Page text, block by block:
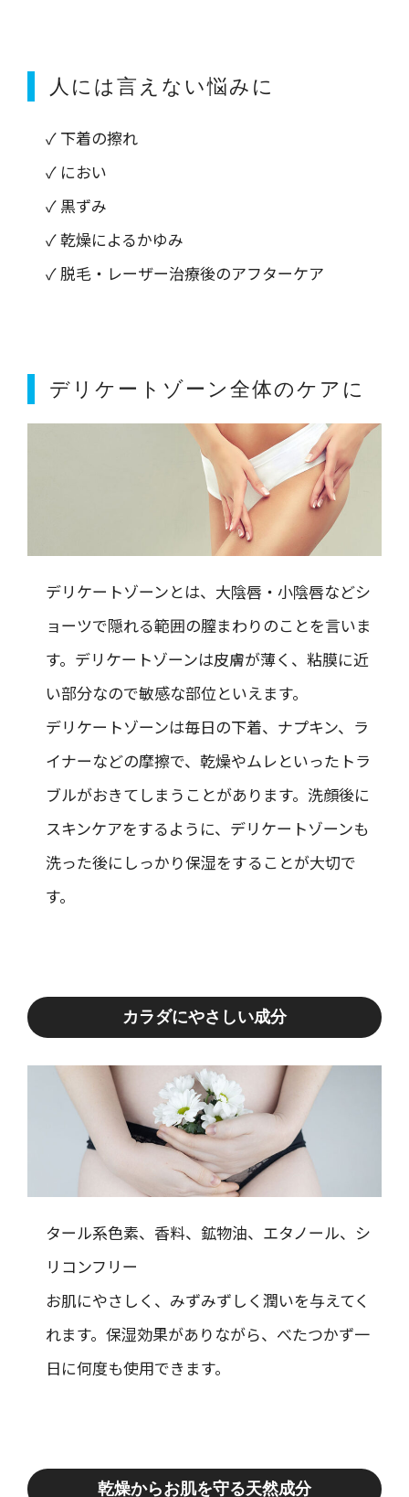
人には言えない悩みに
✓ 下着の擦れ
✓ におい
✓ 黒ずみ
✓ 乾燥によるかゆみ
✓ 脱毛・レーザー治療後のアフターケア
デリケートゾーン全体のケアに
デリケートゾーンとは、大陰唇・小陰唇などシ
ョーツで隠れる範囲の膣まわりのことを言いま
す。デリケートゾーンは皮膚が薄く、粘膜に近
い部分なので敏感な部位といえます。
デリケートゾーンは毎日の下着、ナプキン、ラ
イナーなどの摩擦で、乾燥やムレといったトラ
ブルがおきてしまうことがあります。洗顔後に
スキンケアをするように、デリケートゾーンも
洗った後にしっかり保湿をすることが大切で
す。
カラダにやさしい成分
タール系色素、香料、鉱物油、エタノール、シ
リコンフリー
お肌にやさしく、みずみずしく潤いを与えてく
れます。保湿効果がありながら、べたつかず一
日に何度も使用できます。
乾燥からお肌を守る天然成分